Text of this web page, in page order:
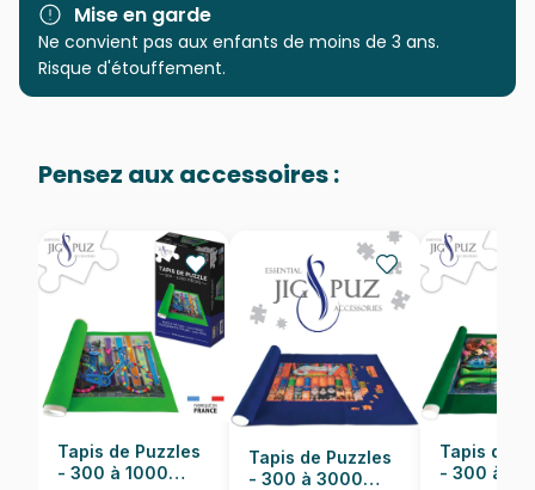
Catégorie
48.000 pièces)
Provenance Puzzles fabriqués en France
EAN 5904438054039
Nombre de pièces 500 pièces
Dimensions 33 x 47 cm
Mise en garde
Ne convient pas aux enfants de moins de 3 ans.
Risque d'étouffement.
Pensez aux accessoires :
Tapis de Puzzles
- 300 à 1000
Tapis de Puzzles
- 300 à 3000
Tapis de
- 300 à